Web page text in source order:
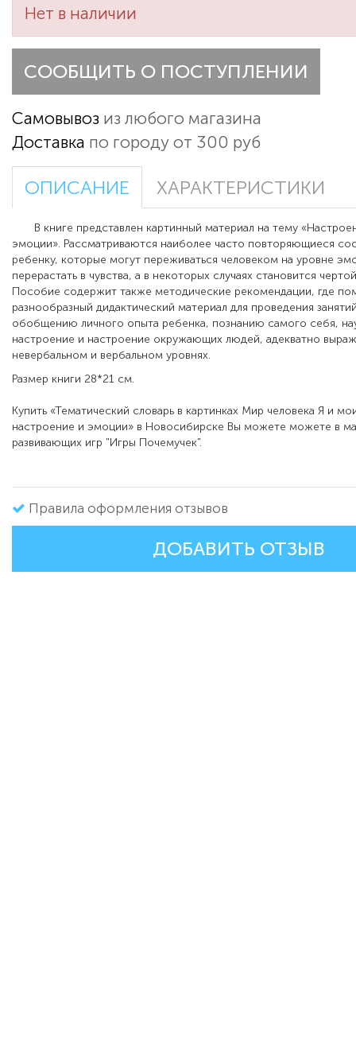
Нет в наличии
СООБЩИТЬ О ПОСТУПЛЕНИИ
Самовывоз из любого магазина
Доставка по городу от 300 руб
ОПИСАНИЕ ХАРАКТЕРИСТИКИ
В книге представлен картинный материал на тему
эмоции». Рассматриваются наиболее часто повторяющиеся
ребенку, которые могут переживаться человеком на уровне
перерастать в чувства, а в некоторых случаях становится
Пособие содержит также методические рекомендации, где
разнообразный дидактический материал для проведения
обобщению личного опыта ребенка, познанию самого себя,
настроение и настроение окружающих людей, адекватно
невербальном и вербальном уровнях.
Размер книги 28*21 см.
Купить «Тематический словарь в картинках Мир человека Я и
настроение и эмоции» в Новосибирске Вы можете можете в
развивающих игр "Игры Почемучек".
Правила оформления отзывов
ДОБАВИТЬ ОТЗЫВ